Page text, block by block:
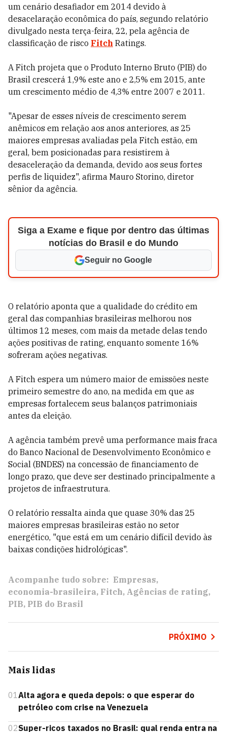
um cenário desafiador em 2014 devido à
desacelaração econômica do país, segundo relatório
divulgado nesta terça-feira, 22, pela agência de
classificação de risco Fitch Ratings.
A Fitch projeta que o Produto Interno Bruto (PIB) do
Brasil crescerá 1,9% este ano e 2,5% em 2015, ante
um crescimento médio de 4,3% entre 2007 e 2011.
"Apesar de esses níveis de crescimento serem
anêmicos em relação aos anos anteriores, as 25
maiores empresas avaliadas pela Fitch estão, em
geral, bem posicionadas para resistirem à
desaceleração da demanda, devido aos seus fortes
perfis de liquidez", afirma Mauro Storino, diretor
sênior da agência.
Siga a Exame e fique por dentro das últimas
notícias do Brasil e do Mundo
Seguir no Google
O relatório aponta que a qualidade do crédito em
geral das companhias brasileiras melhorou nos
últimos 12 meses, com mais da metade delas tendo
ações positivas de rating, enquanto somente 16%
sofreram ações negativas.
A Fitch espera um número maior de emissões neste
primeiro semestre do ano, na medida em que as
empresas fortalecem seus balanços patrimoniais
antes da eleição.
A agência também prevê uma performance mais fraca
do Banco Nacional de Desenvolvimento Econômico e
Social (BNDES) na concessão de financiamento de
longo prazo, que deve ser destinado principalmente a
projetos de infraestrutura.
O relatório ressalta ainda que quase 30% das 25
maiores empresas brasileiras estão no setor
energético, "que está em um cenário difícil devido às
baixas condições hidrológicas".
Acompanhe tudo sobre: Empresas
economia-brasileira Fitch Agências de rating
PIB PIB do Brasil
PRÓXIMO
Mais lidas
01Alta agora e queda depois: o que esperar do
petróleo com crise na Venezuela
02Super-ricos taxados no Brasil: qual renda entra na